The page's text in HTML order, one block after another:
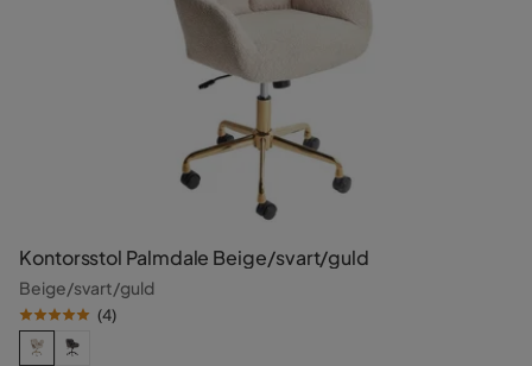
Kontorsstol Palmdale Beige/svart/guld
Beige/svart/guld
(4)